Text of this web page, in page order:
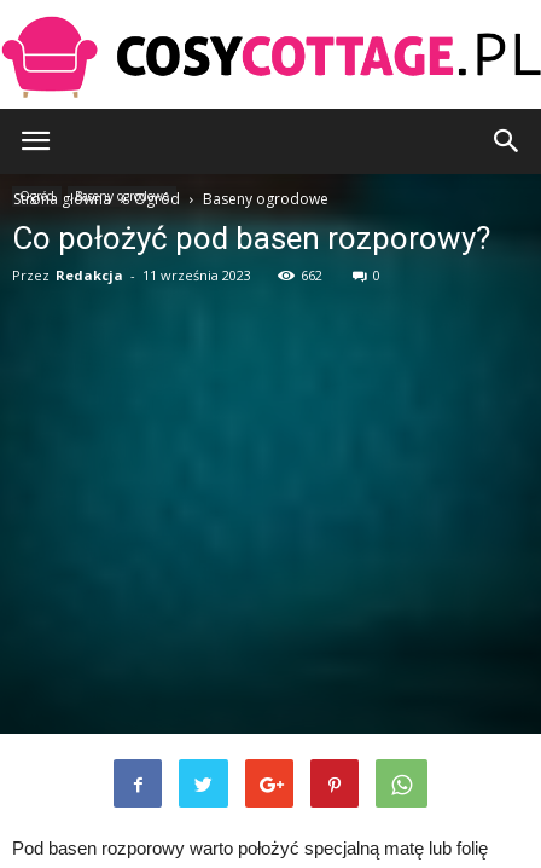
Strona główna Ogród Baseny ogrodowe
Ogród Baseny ogrodowe
Co położyć pod basen rozporowy?
Przez Redakcja - 11 września 2023 662 0
Pod basen rozporowy warto położyć specjalną matę lub folię